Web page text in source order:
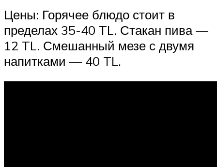
Цены: Горячее блюдо стоит в
пределах 35-40 TL. Стакан пива —
12 TL. Смешанный мезе с двумя
напитками — 40 TL.